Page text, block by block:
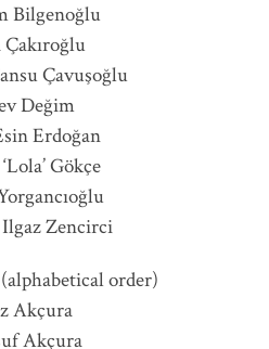
Bilgenoğlu
Çakıroğlu
Çavuşoğlu
Değim
Erdoğan
Gökçe
Zencirci
order)
Akçura
Akçura